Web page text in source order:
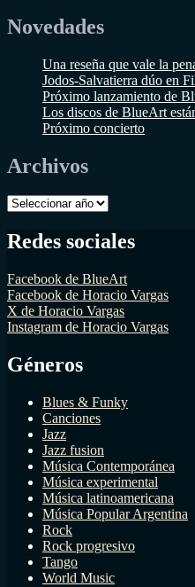
Novedades
Una reseña que vale la
Jodos-Salvatierra dúo en
Próximo lanzamiento de
Los discos de BlueArt
Próximo concierto
Archivos
Archivos
Redes sociales
Facebook de BlueArt
Facebook de Horacio Vargas
X de Horacio Vargas
Instagram de Horacio Vargas
Géneros
Blues & Funky
Canciones
Jazz
Jazz fusion
Música Contemporánea
Música experimental
Música latinoamericana
Música Popular Argentina
Rock
Rock progresivo
Tango
World Music